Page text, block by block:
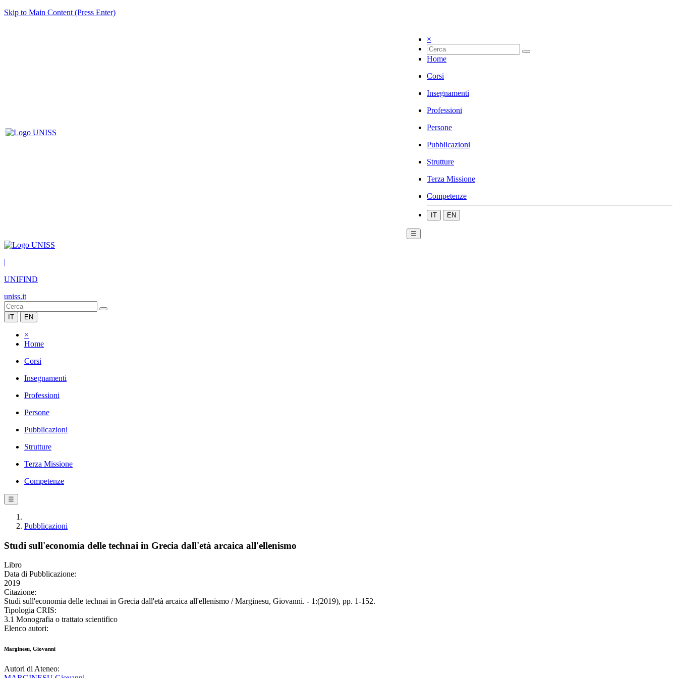
Skip to Main Content (Press Enter)
×
Home
Corsi
Insegnamenti
Professioni
Persone
Pubblicazioni
Strutture
Terza Missione
Competenze
IT EN
☰
|
UNIFIND
uniss.it
IT EN
×
Home
Corsi
Insegnamenti
Professioni
Persone
Pubblicazioni
Strutture
Terza Missione
Competenze
☰
Pubblicazioni
Studi sull'economia delle technai in Grecia dall'età arcaica all'ellenismo
Libro
Data di Pubblicazione:
2019
Citazione:
Studi sull'economia delle technai in Grecia dall'età arcaica all'ellenismo / Marginesu, Giovanni. - 1:(2019), pp. 1-152.
Tipologia CRIS:
3.1 Monografia o trattato scientifico
Elenco autori:
Marginesu, Giovanni
Autori di Ateneo: